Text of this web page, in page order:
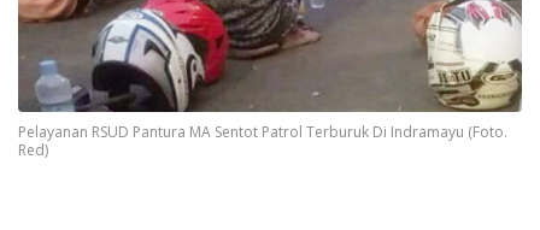
Pelayanan RSUD Pantura MA Sentot Patrol Terburuk Di Indramayu (Foto.
Red)